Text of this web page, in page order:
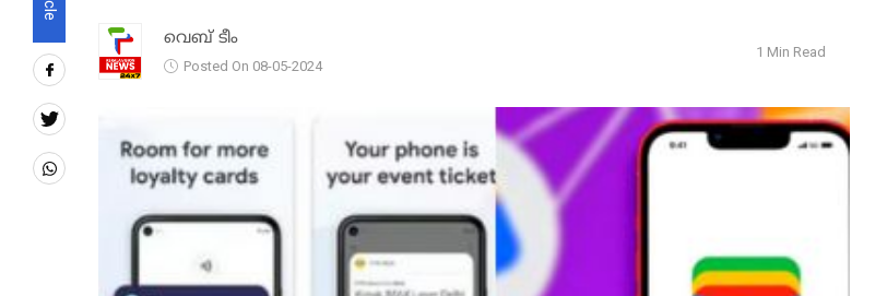
വെബ് ടീം
Posted On 08-05-2024
1 Min Read